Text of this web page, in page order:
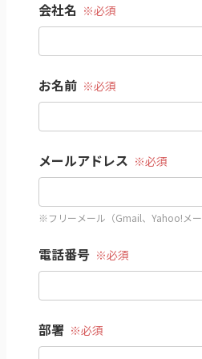
会社名
お名前
メールアドレス
※フリーメール（Gmail、Yahoo!メ
電話番号
部署